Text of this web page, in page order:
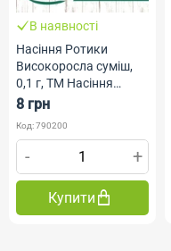
В наявності
Насіння Ротики
Високоросла суміш,
0,1 г, ТМ Насіння
України
8 грн
Код: 790200
- +
Купити